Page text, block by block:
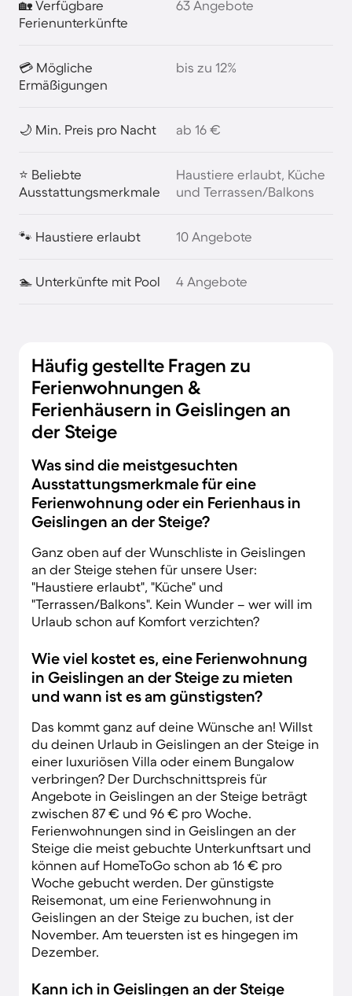
🏡 Verfügbare
Ferienunterkünfte
63 Angebote
💳 Mögliche
Ermäßigungen
bis zu 12%
🌙 Min. Preis pro Nacht ab 16 €
⭐ Beliebte
Ausstattungsmerkmale
Haustiere erlaubt, Küche
und Terrassen/Balkons
🐾 Haustiere erlaubt 10 Angebote
🏊 Unterkünfte mit Pool 4 Angebote
Häufig gestellte Fragen zu
Ferienwohnungen &
Ferienhäusern in Geislingen an
der Steige
Was sind die meistgesuchten
Ausstattungsmerkmale für eine
Ferienwohnung oder ein Ferienhaus in
Geislingen an der Steige?
Ganz oben auf der Wunschliste in Geislingen
an der Steige stehen für unsere User:
"Haustiere erlaubt", "Küche" und
"Terrassen/Balkons". Kein Wunder – wer will im
Urlaub schon auf Komfort verzichten?
Wie viel kostet es, eine Ferienwohnung
in Geislingen an der Steige zu mieten
und wann ist es am günstigsten?
Das kommt ganz auf deine Wünsche an! Willst
du deinen Urlaub in Geislingen an der Steige in
einer luxuriösen Villa oder einem Bungalow
verbringen? Der Durchschnittspreis für
Angebote in Geislingen an der Steige beträgt
zwischen 87 € und 96 € pro Woche.
Ferienwohnungen sind in Geislingen an der
Steige die meist gebuchte Unterkunftsart und
können auf HomeToGo schon ab 16 € pro
Woche gebucht werden. Der günstigste
Reisemonat, um eine Ferienwohnung in
Geislingen an der Steige zu buchen, ist der
November. Am teuersten ist es hingegen im
Dezember.
Kann ich in Geislingen an der Steige